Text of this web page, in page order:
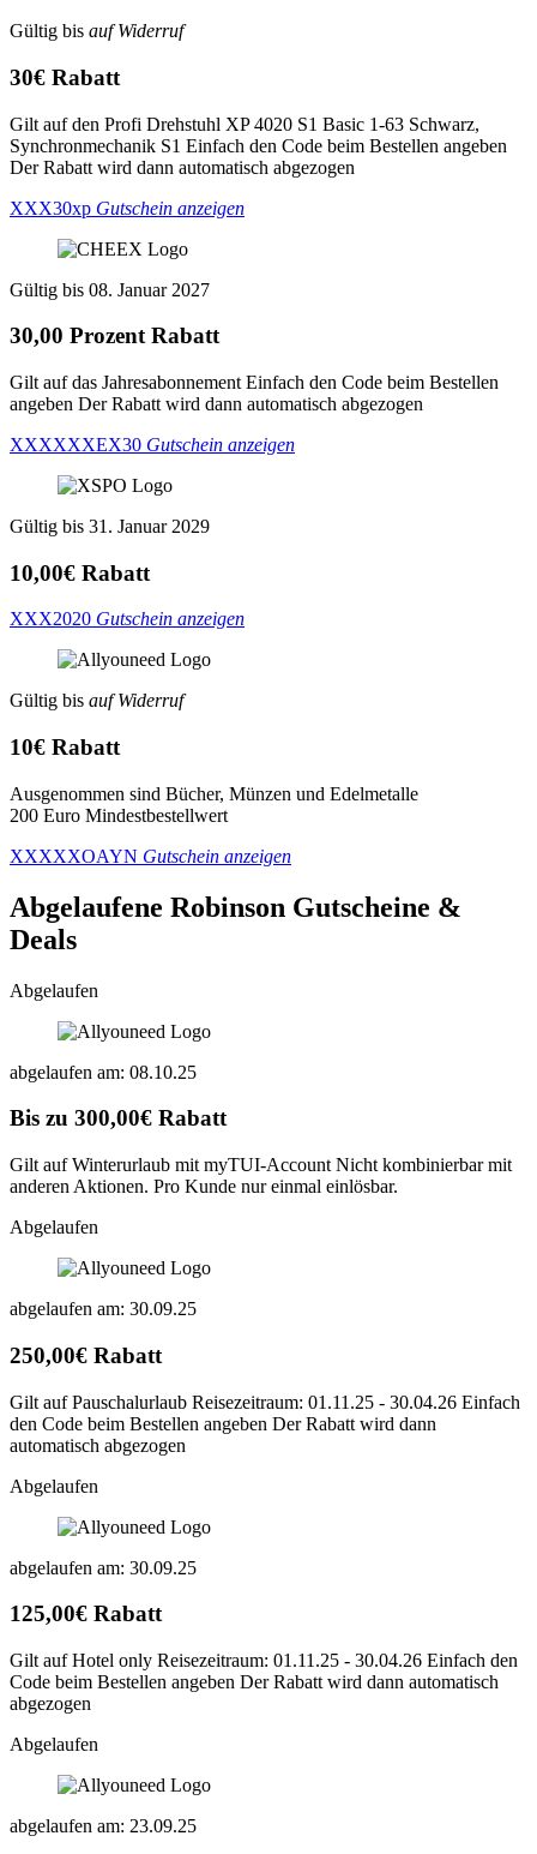
Gültig bis auf Widerruf
30€ Rabatt
Gilt auf den Profi Drehstuhl XP 4020 S1 Basic 1-63 Schwarz,
Synchronmechanik S1 Einfach den Code beim Bestellen angeben
Der Rabatt wird dann automatisch abgezogen
XXX30xp Gutschein anzeigen
Gültig bis 08. Januar 2027
30,00 Prozent Rabatt
Gilt auf das Jahresabonnement Einfach den Code beim Bestellen
angeben Der Rabatt wird dann automatisch abgezogen
XXXXXXEX30 Gutschein anzeigen
Gültig bis 31. Januar 2029
10,00€ Rabatt
XXX2020 Gutschein anzeigen
Gültig bis auf Widerruf
10€ Rabatt
Ausgenommen sind Bücher, Münzen und Edelmetalle
200 Euro Mindestbestellwert
XXXXXOAYN Gutschein anzeigen
Abgelaufene Robinson Gutscheine &
Deals
Abgelaufen
abgelaufen am: 08.10.25
Bis zu 300,00€ Rabatt
Gilt auf Winterurlaub mit myTUI-Account Nicht kombinierbar mit
anderen Aktionen. Pro Kunde nur einmal einlösbar.
Abgelaufen
abgelaufen am: 30.09.25
250,00€ Rabatt
Gilt auf Pauschalurlaub Reisezeitraum: 01.11.25 - 30.04.26 Einfach
den Code beim Bestellen angeben Der Rabatt wird dann
automatisch abgezogen
Abgelaufen
abgelaufen am: 30.09.25
125,00€ Rabatt
Gilt auf Hotel only Reisezeitraum: 01.11.25 - 30.04.26 Einfach den
Code beim Bestellen angeben Der Rabatt wird dann automatisch
abgezogen
Abgelaufen
abgelaufen am: 23.09.25